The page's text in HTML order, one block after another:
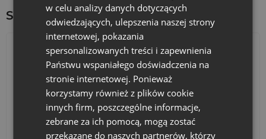
Sprawdź inne ciekawe produkty:
Kalendarze adwentowe Torby bawełniane
w celu analizy danych dotyczących
odwiedzających, ulepszenia naszej strony
internetowej, pokazania
spersonalizowanych treści i zapewnienia
Państwu wspaniałego doświadczenia na
stronie internetowej. Ponieważ
korzystamy również z plików cookie
innych firm, poszczególne informacje,
zebrane za ich pomocą, mogą zostać
przekazane do naszych partnerów, którzy